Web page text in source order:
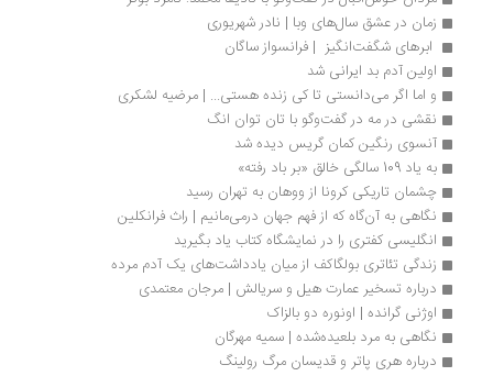
زمان در عشق سال‌های وبا | نادر شهریوری
ابرهای شگفت‌انگیز  | فرانسواز ساگان
اولین آدم بد ایرانی شد
و اما اگر می‌دانستی تا کی زنده هستی... | مرضیه لشکری
نقشی در مه در گفت‌وگو با تان توان انگ
آنسوی رنگین کمان گریس دیده شد
به یاد 109 سالگی خالق «بر باد رفته»
چشمان تاریکی کرونا از ووهان به تهران رسید
نگاهی به آن‌گاه که از فهم جهان درمی‌مانیم | راث فرانکلین
انگلیسی کفتری را در نمایشگاه کتاب یاد بگیرید
زندگی تئاتری بولگاکف از میان یادداشت‌های یک آدم مرده
درباره تسخیر عمارت هیل و سریالش | مرجان معتمدی
اوژنی گرانده | اونوره دو بالزاک
نگاهی به مرد بلعیده‌شده | سمیه مهرگان
درباره هری پاتر و قدیسان مرگ رولینگ